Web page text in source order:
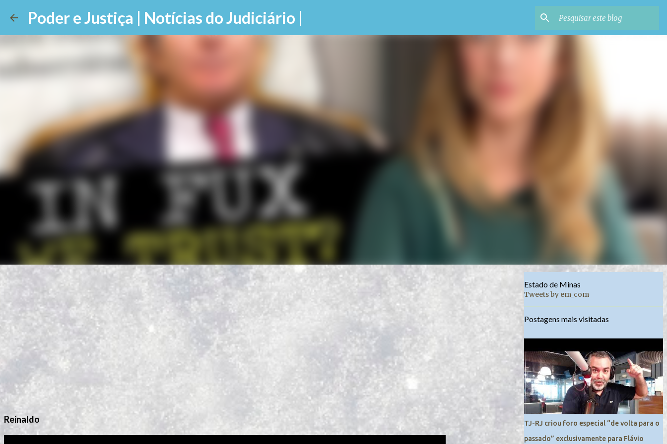
Pular para o conteúdo principal
Poder e Justiça | Notícias do Judiciário |
Reinaldo
Estado de Minas
Tweets by em_com
Postagens mais visitadas
TJ-RJ criou foro especial “de volta para o
passado” exclusivamente para Flávio